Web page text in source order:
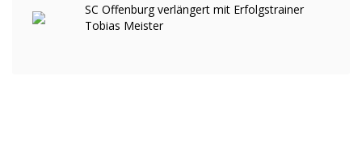
SC Offenburg verlängert mit Erfolgstrainer
Tobias Meister